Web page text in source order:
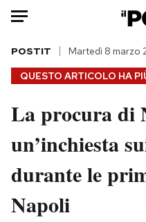
HOME
Italia
Politica
Tecnologia
Scienza
QUESTO ARTICOLO HA
POSTIT Martedì 8 marzo
La procura di
un’inchiesta
durante le
Napoli